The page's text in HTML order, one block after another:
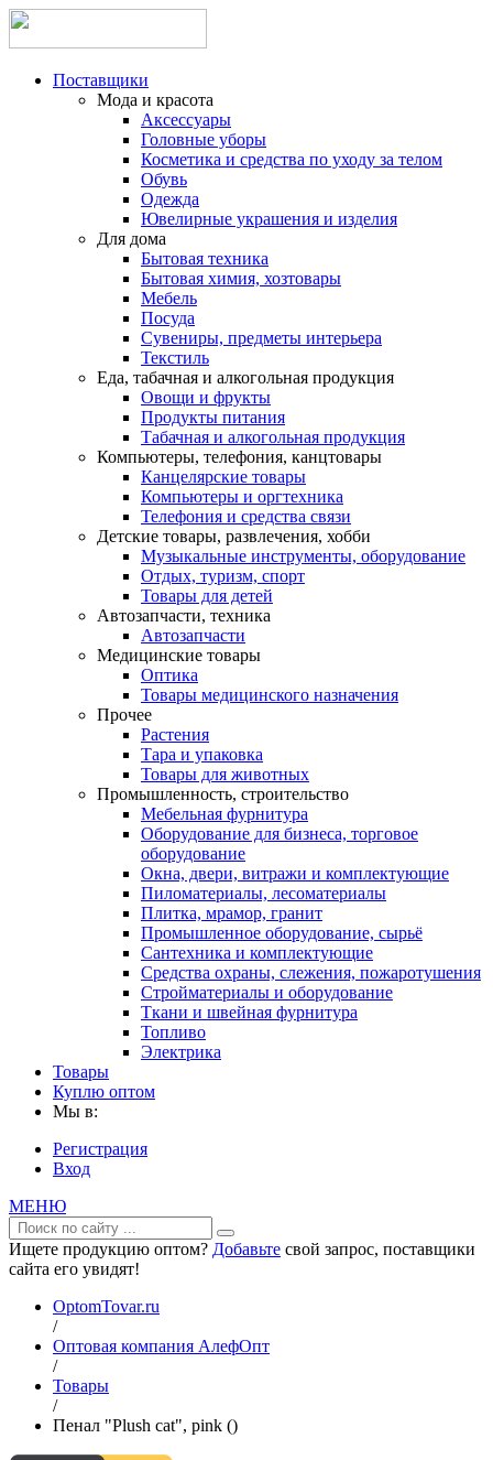
Поставщики
Мода и красота
Аксессуары
Головные уборы
Косметика и средства по уходу за телом
Обувь
Одежда
Ювелирные украшения и изделия
Для дома
Бытовая техника
Бытовая химия, хозтовары
Мебель
Посуда
Сувениры, предметы интерьера
Текстиль
Еда, табачная и алкогольная продукция
Овощи и фрукты
Продукты питания
Табачная и алкогольная продукция
Компьютеры, телефония, канцтовары
Канцелярские товары
Компьютеры и оргтехника
Телефония и средства связи
Детские товары, развлечения, хобби
Музыкальные инструменты, оборудование
Отдых, туризм, спорт
Товары для детей
Автозапчасти, техника
Автозапчасти
Медицинские товары
Оптика
Товары медицинского назначения
Прочее
Растения
Тара и упаковка
Товары для животных
Промышленность, строительство
Мебельная фурнитура
Оборудование для бизнеса, торговое
оборудование
Окна, двери, витражи и комплектующие
Пиломатериалы, лесоматериалы
Плитка, мрамор, гранит
Промышленное оборудование, сырьё
Сантехника и комплектующие
Средства охраны, слежения, пожаротушения
Стройматериалы и оборудование
Ткани и швейная фурнитура
Топливо
Электрика
Товары
Куплю оптом
Мы в:
Регистрация
Вход
МЕНЮ
Ищете продукцию оптом? Добавьте свой запрос, поставщики
сайта его увидят!
OptomTovar.ru
/
Оптовая компания АлефОпт
/
Товары
/
Пенал "Plush cat", pink ()